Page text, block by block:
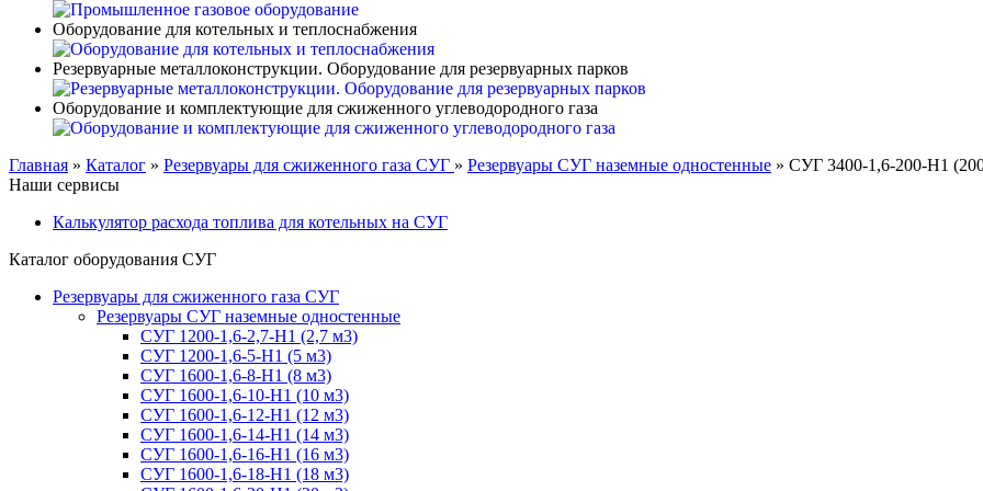
Оборудование для котельных и теплоснабжения
Резервуарные металлоконструкции. Оборудование для резервуарных парков
Оборудование и комплектующие для сжиженного углеводородного газа
Главная » Каталог » Резервуары для сжиженного газа СУГ » Резервуары СУГ наземные одностенные » СУГ 3400-1,6-200-Н1
Наши сервисы
Калькулятор расхода топлива для котельных на СУГ
Каталог оборудования СУГ
Резервуары для сжиженного газа СУГ
Резервуары СУГ наземные одностенные
СУГ 1200-1,6-2,7-Н1 (2,7 м3)
СУГ 1200-1,6-5-Н1 (5 м3)
СУГ 1600-1,6-8-Н1 (8 м3)
СУГ 1600-1,6-10-Н1 (10 м3)
СУГ 1600-1,6-12-Н1 (12 м3)
СУГ 1600-1,6-14-Н1 (14 м3)
СУГ 1600-1,6-16-Н1 (16 м3)
СУГ 1600-1,6-18-Н1 (18 м3)